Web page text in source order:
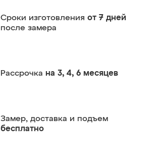
Сроки изготовления от 7 дней
после замера
Рассрочка на 3, 4, 6 месяцев
Замер, доставка и подъем
бесплатно